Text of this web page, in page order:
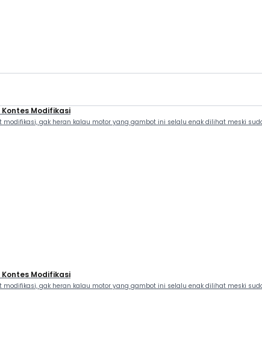
Kontes Modifikasi
gak heran kalau motor yang gambot ini selalu enak dilihat meski
Kontes Modifikasi
gak heran kalau motor yang gambot ini selalu enak dilihat meski